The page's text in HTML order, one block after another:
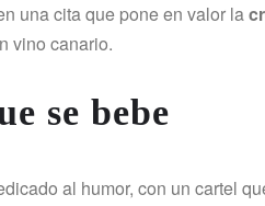
una cita que pone en valor la
vino canario.
se bebe
al humor, con un cartel